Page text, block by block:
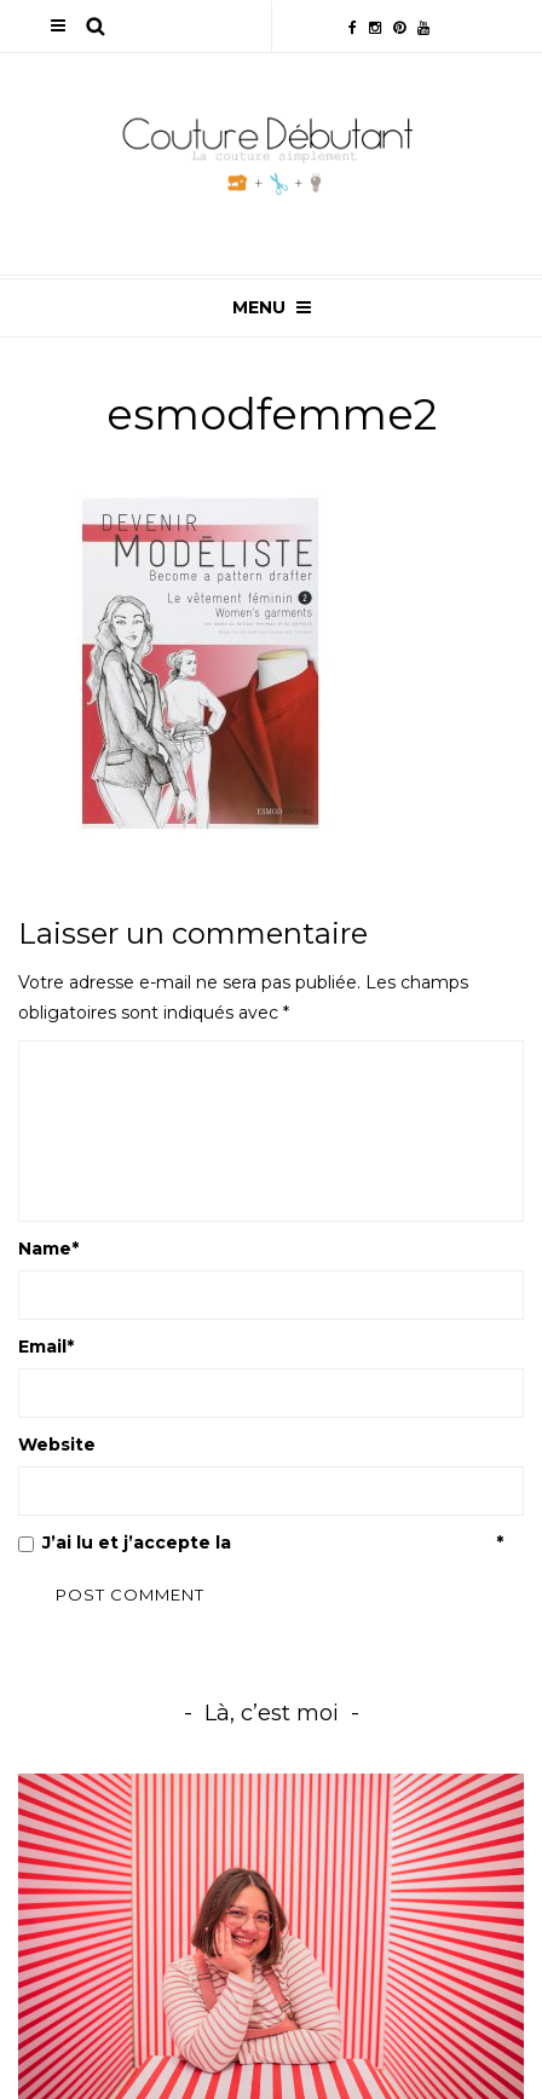
MENU
esmodfemme2
Laisser un commentaire
Votre adresse e-mail ne sera pas publiée. Les champs
obligatoires sont indiqués avec *
Name*
Email*
Website
J’ai lu et j’accepte la *
Là, c’est moi